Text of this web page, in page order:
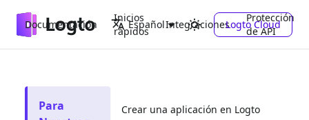
Documentación
Inicios
rápidos
Integraciones
Protección
de API
Español Logto Cloud
Para
Crear una aplicación en Logto